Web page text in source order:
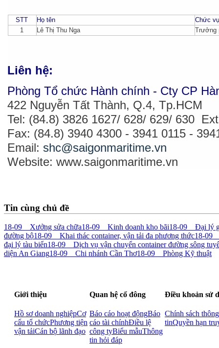
STT Họ tên
Chức
1
Lê Thị Thu Nga Trưởng
Liên hệ:
Phòng Tổ chức Hành chính - Cty CP
422 Nguyễn Tất Thành, Q.4, Tp.HCM
Tel: (84.8) 3826 1627/ 628/ 629/ 630
Fax: (84.8) 3940 4300 - 3941 0115 -
Email: shc@saigonmaritime.vn
Website: www.saigonmaritime.vn
Tin cùng chủ đề
18-09 Xưởng sửa chữa18-09 Kinh doanh kho bãi18-09 Đại lý
đường bộ18-09 Khai thác container, vận tải đa phương thức18-09
đại lý tàu biển18-09 Dịch vụ vận chuyển container đường sông
diện An Giang18-09 Chi nhánh Cần Thơ18-09 Phòng Kỹ thuật
Giới thiệu
Hồ sơ doanh nghiệpCơ
cấu tổ chứcPhương tiện
vận tảiCán bộ lãnh đạo
Quan hệ cổ đông
Báo cáo hoạt độngBáo
cáo tài chínhĐiều lệ
công tyBiểu mẫuThông
tin hỏi đáp
Điều khoản sử
Chính sách thông
tinQuyền hạn